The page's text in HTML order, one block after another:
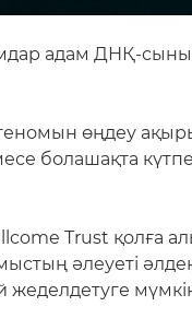
адам ДНҚ-
геномын өңдеу
болашақта
Trust қолға
әлеуеті
жеделдетуге